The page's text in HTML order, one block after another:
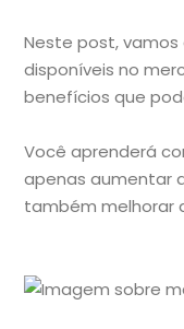
Neste post, vamos
disponíveis no
benefícios que
Você aprenderá
apenas aumentar
também melhorar